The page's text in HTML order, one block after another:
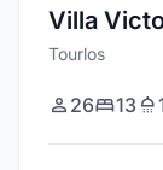
Villa
Tourlos
26 13